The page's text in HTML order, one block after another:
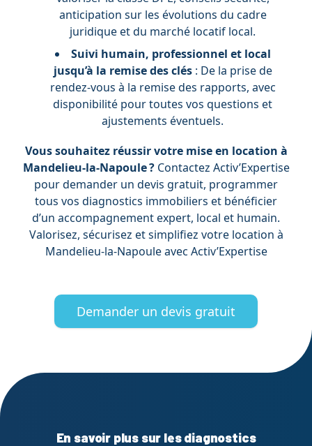
anticipation sur les évolutions du cadre
juridique et du marché locatif local.
Suivi humain, professionnel et local
jusqu’à la remise des clés: De la prise de
rendez-vous à la remise des rapports, avec
disponibilité pour toutes vos questions et
ajustements éventuels.
Vous souhaitez réussir votre mise en location à
Mandelieu-la-Napoule ?Contactez Activ’Expertise
pour demander un devis gratuit, programmer
tous vos diagnostics immobiliers et bénéficier
d’un accompagnement expert, local et humain.
Valorisez, sécurisez et simplifiez votre location à
Mandelieu-la-Napoule avec Activ’Expertise
Demander un devis gratuit
En savoir plus sur les diagnostics